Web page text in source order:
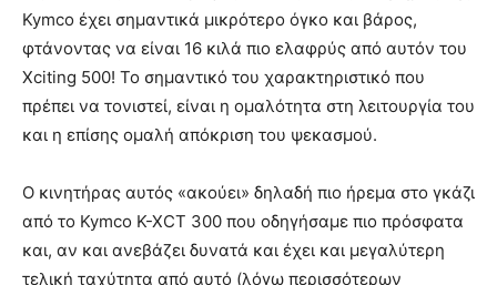
Kymco έχει σημαντικά μικρότερο όγκο και βάρος,
φτάνοντας να είναι 16 κιλά πιο ελαφρύς από αυτόν του
Xciting 500! Το σημαντικό του χαρακτηριστικό που
πρέπει να τονιστεί, είναι η ομαλότητα στη λειτουργία του
και η επίσης ομαλή απόκριση του ψεκασμού.
Ο κινητήρας αυτός «ακούει» δηλαδή πιο ήρεμα στο γκάζι
από το Kymco K-XCT 300 που οδηγήσαμε πιο πρόσφατα
και, αν και ανεβάζει δυνατά και έχει και μεγαλύτερη
τελική ταχύτητα από αυτό (λόγω περισσότερων